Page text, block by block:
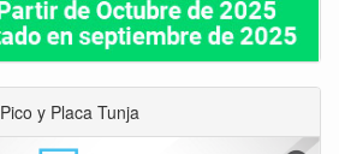
Pico y Placa Tunja